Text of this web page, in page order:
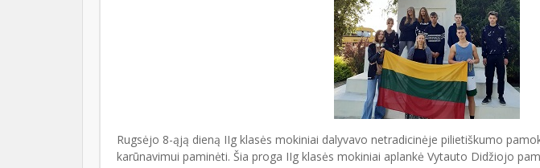
Rugsėjo 8-ąją dieną IIg klasės mokiniai dalyvavo netradicinėje pilietiškumo
karūnavimui paminėti. Šia proga IIg klasės mokiniai aplankė Vytauto Didžiojo